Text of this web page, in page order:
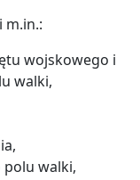
m.in.:
wojskowego i
walki,
polu walki,